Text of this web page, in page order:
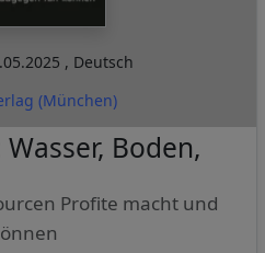
, Deutsch
(München)
Boden,
Profite macht und